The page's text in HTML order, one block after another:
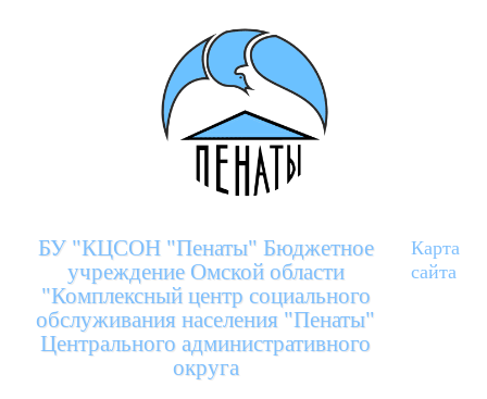
БУ "КЦСОН "Пенаты" Бюджетное
учреждение Омской области
"Комплексный центр социального
обслуживания населения "Пенаты"
Центрального административного
округа
Карта
сайта